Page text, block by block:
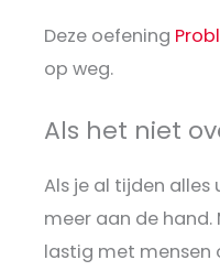
Deze oefening
op weg.
Als het niet
Als je al tijden alles
meer aan de hand.
lastig met mensen